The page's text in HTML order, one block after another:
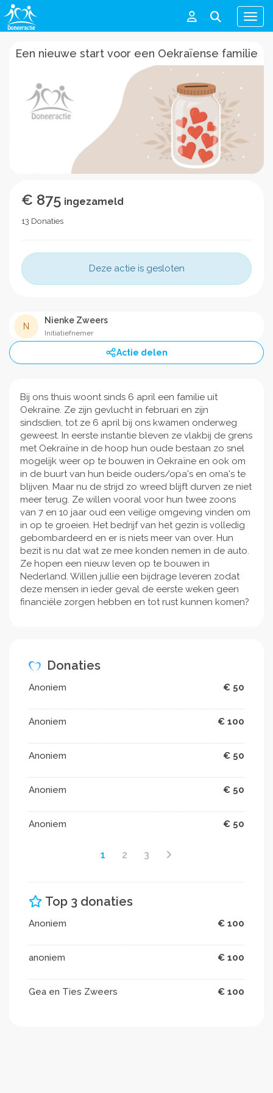
Menu
Een nieuwe start voor een Oekraïense familie
€ 875 ingezameld
13 Donaties
Deze actie is gesloten
N
Nienke Zweers
Initiatiefnemer
Actie delen
Bij ons thuis woont sinds 6 april een familie uit
Oekraïne. Ze zijn gevlucht in februari en zijn
sindsdien, tot ze 6 april bij ons kwamen onderweg
geweest. In eerste instantie bleven ze vlakbij de grens
met Oekraïne in de hoop hun oude bestaan zo snel
mogelijk weer op te bouwen in Oekraïne en ook om
in de buurt van hun beide ouders/opa's en oma's te
blijven. Maar nu de strijd zo wreed blijft durven ze niet
meer terug. Ze willen vooral voor hun twee zoons
van 7 en 10 jaar oud een veilige omgeving vinden om
in op te groeien. Het bedrijf van het gezin is volledig
gebombardeerd en er is niets meer van over. Hun
bezit is nu dat wat ze mee konden nemen in de auto.
Ze hopen een nieuw leven op te bouwen in
Nederland. Willen jullie een bijdrage leveren zodat
deze mensen in ieder geval de eerste weken geen
financiële zorgen hebben en tot rust kunnen komen?
Donaties
Anoniem € 50
Anoniem € 100
Anoniem € 50
Anoniem € 50
Anoniem € 50
1 2 3
Top 3 donaties
Anoniem € 100
anoniem € 100
Gea en Ties Zweers € 100